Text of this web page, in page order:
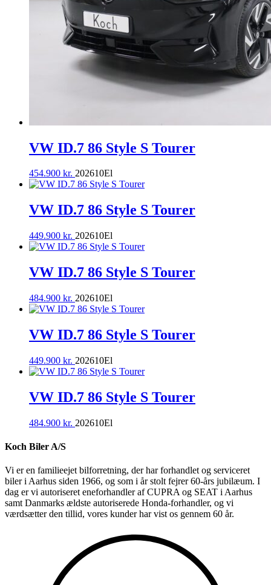
VW ID.7 86 Style S Tourer
454.900 kr. 202610El
VW ID.7 86 Style S Tourer
449.900 kr. 202610El
VW ID.7 86 Style S Tourer
484.900 kr. 202610El
VW ID.7 86 Style S Tourer
449.900 kr. 202610El
VW ID.7 86 Style S Tourer
484.900 kr. 202610El
Koch Biler A/S
Vi er en familieejet bilforretning, der har forhandlet og serviceret
biler i Aarhus siden 1966, og som i år stolt fejrer 60-års jubilæum. I
dag er vi autoriseret eneforhandler af CUPRA og SEAT i Aarhus
samt Danmarks ældste autoriserede Honda-forhandler, og vi
værdsætter den tillid, vores kunder har vist os gennem 60 år.